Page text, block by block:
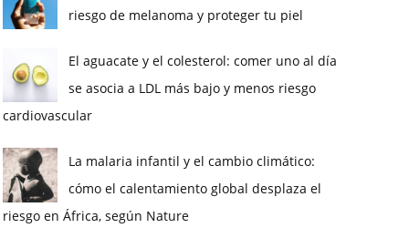
riesgo de melanoma y proteger tu piel
El aguacate y el colesterol: comer uno al día
se asocia a LDL más bajo y menos riesgo
cardiovascular
La malaria infantil y el cambio climático:
cómo el calentamiento global desplaza el
riesgo en África, según Nature